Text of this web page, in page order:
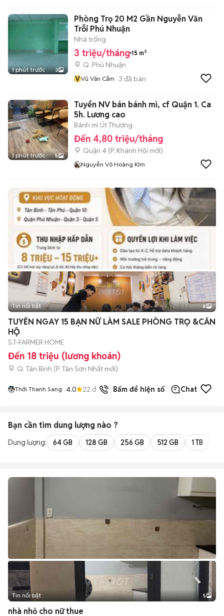
1 phút trước 3
Phòng Trọ 20 M2 Gần Nguyễn Văn
Trỗi Phú Nhuận
Nhà trống
3 triệu/tháng 15 m²
Q. Phú Nhuận
V
Vũ Văn Cẩm 3 đã bán
1 phút trước 5
Tuyển NV bán bánh mì, cf Quận 1. Ca
5h. Lương cao
Bánh mì Út Thương
Đến 4,80 triệu/tháng
Quận 4 (P. Khánh Hội mới)
Nguyễn Võ Hoàng KIm
+2
Tin nổi bật 6
TUYỂN NGAY 15 BẠN NỮ LÀM SALE PHÒNG TRỌ &CĂN
HỘ
S.T-FARMER HOME
Đến 18 triệu (lương khoán)
Q. Tân Bình (P. Tân Sơn Nhất mới)
Thới Thanh Sang 4.0 22 đã bánBấm để hiện số Chat
Bạn cần tìm dung lượng nào ?
Dung lượng: 64 GB 128 GB 256 GB 512 GB 1 TB
Tin nổi bật 5
nhà nhỏ cho nữ thue